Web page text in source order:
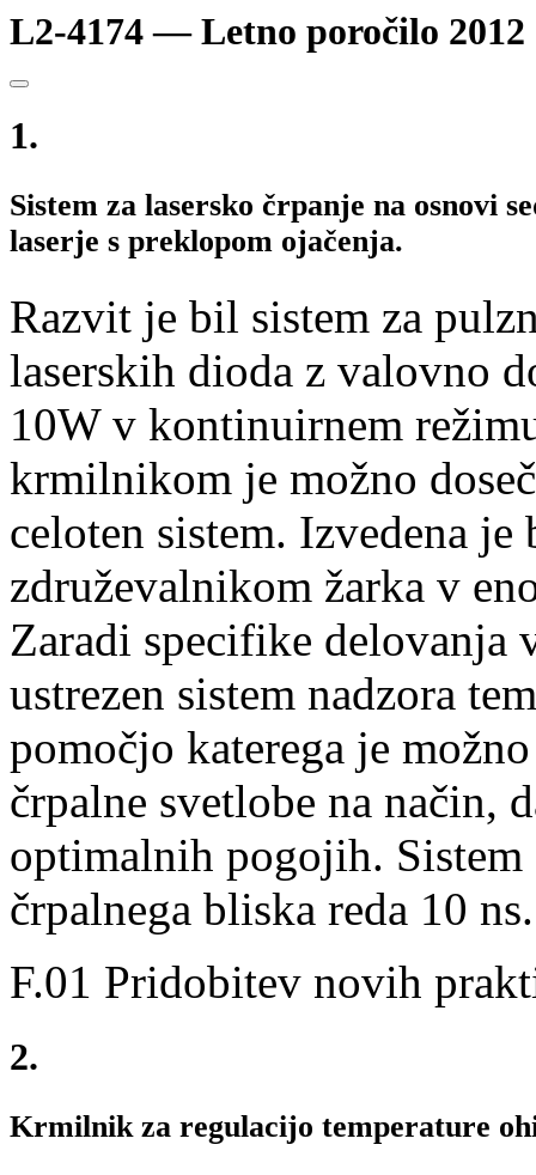
L2-4174 — Letno poročilo 2012
1.
Sistem za lasersko črpanje na osnovi
laserje s preklopom ojačenja.
Razvit je bil sistem za
laserskih dioda z valovno
10W v kontinuirnem
krmilnikom je možno
celoten sistem. Izvedena
združevalnikom žarka v
Zaradi specifike delovanja
ustrezen sistem nadzora
pomočjo katerega je
črpalne svetlobe na način,
optimalnih pogojih. Sistem
črpalnega bliska reda 10 ns.
F.01 Pridobitev novih
2.
Krmilnik za regulacijo temperature